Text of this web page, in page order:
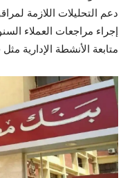
دعم التحليلات اللازمة
إجراء مراجعات العملاء
متابعة الأنشطة الإدارية